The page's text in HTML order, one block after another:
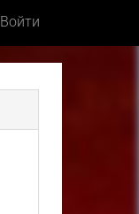
Войти